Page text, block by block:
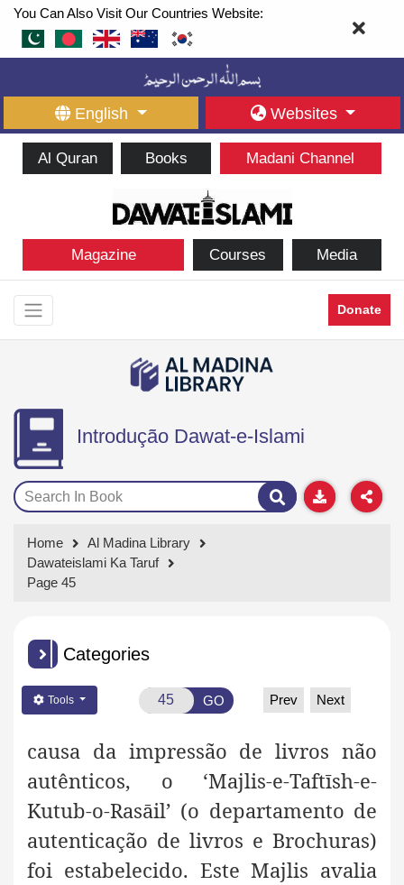
You Can Also Visit Our Countries Website:
English Websites
Al Quran Books Madani Channel
Magazine Courses Media
Donate
Introdução Dawat-e-Islami
Home
Al Madina Library
Dawateislami Ka Taruf
Page 45
Categories
Tools GO Prev Next
causa da impressão de livros não
autênticos, o ‘Majlis-e-Taftīsh-e-
Kutub-o-Rasāil’ (o departamento de
autenticação de livros e Brochuras)
foi estabelecido. Este Majlis avalia